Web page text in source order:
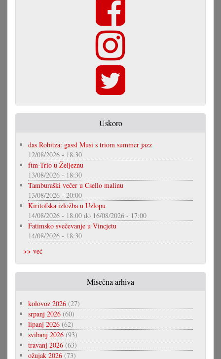
Uskoro
das Robitza: gassl Musi s triom summer jazz
12/08/2026 - 18:30
ftm-Trio u Željeznu
13/08/2026 - 18:30
Tamburaški večer u Csello malinu
13/08/2026 - 20:00
Kiritofska izložba u Uzlopu
14/08/2026 - 18:00 do 16/08/2026 - 17:00
Fatimsko svečevanje u Vincjetu
14/08/2026 - 18:30
>> već
Misečna arhiva
kolovoz 2026 (27)
srpanj 2026 (60)
lipanj 2026 (62)
svibanj 2026 (93)
travanj 2026 (63)
ožujak 2026 (73)